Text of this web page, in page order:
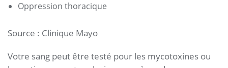
Oppression thoracique
Source : Clinique Mayo
Votre sang peut être testé pour les mycotoxines ou